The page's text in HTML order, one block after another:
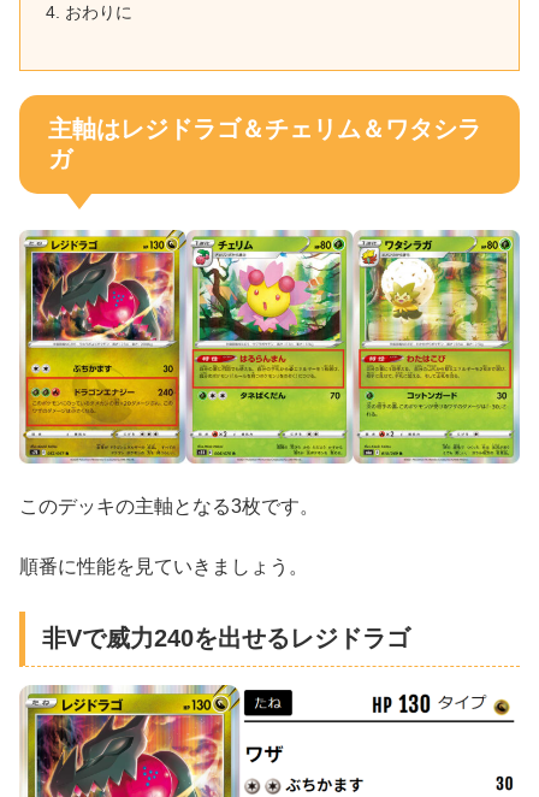
おわりに
主軸はレジドラゴ＆チェリム＆ワタシラ
ガ
このデッキの主軸となる3枚です。
順番に性能を見ていきましょう。
非Vで威力240を出せるレジドラゴ